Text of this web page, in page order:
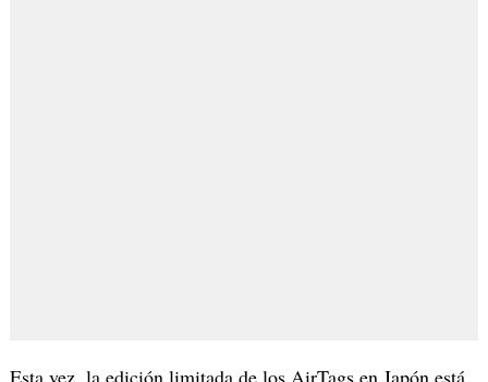
Esta vez, la edición limitada de los AirTags en Japón está